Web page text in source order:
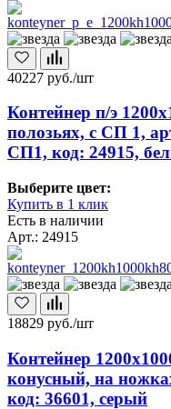
40227 руб./шт
Контейнер п/э
полозьях, с СП 1,
СП1, код: 24915,
Выберите цвет:
Купить в 1 клик
Есть в наличии
Арт.: 24915
18829 руб./шт
Контейнер
конусный, на
код: 36601, серый